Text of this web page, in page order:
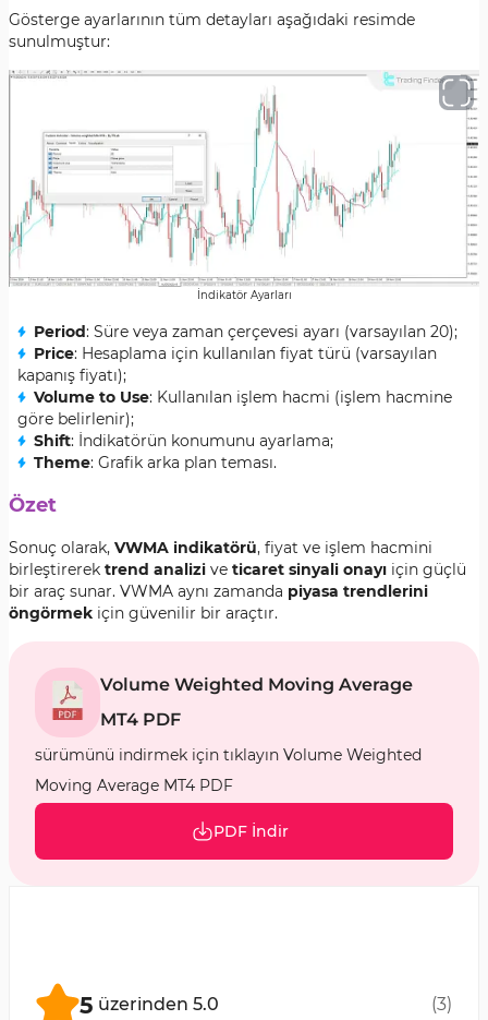
Gösterge ayarlarının tüm detayları aşağıdaki resimde
sunulmuştur:
İndikatör Ayarları
Period: Süre veya zaman çerçevesi ayarı (varsayılan 20);
Price: Hesaplama için kullanılan fiyat türü (varsayılan
kapanış fiyatı);
Volume to Use: Kullanılan işlem hacmi (işlem hacmine
göre belirlenir);
Shift: İndikatörün konumunu ayarlama;
Theme: Grafik arka plan teması.
Özet
Sonuç olarak, VWMA indikatörü, fiyat ve işlem hacmini
birleştirerek trend analizi ve ticaret sinyali onayı için güçlü
bir araç sunar. VWMA aynı zamanda piyasa trendlerini
öngörmek için güvenilir bir araçtır.
Volume Weighted Moving Average
MT4 PDF
sürümünü indirmek için tıklayın Volume Weighted
Moving Average MT4 PDF
PDF İndir
5 üzerinden 5.0 (3)